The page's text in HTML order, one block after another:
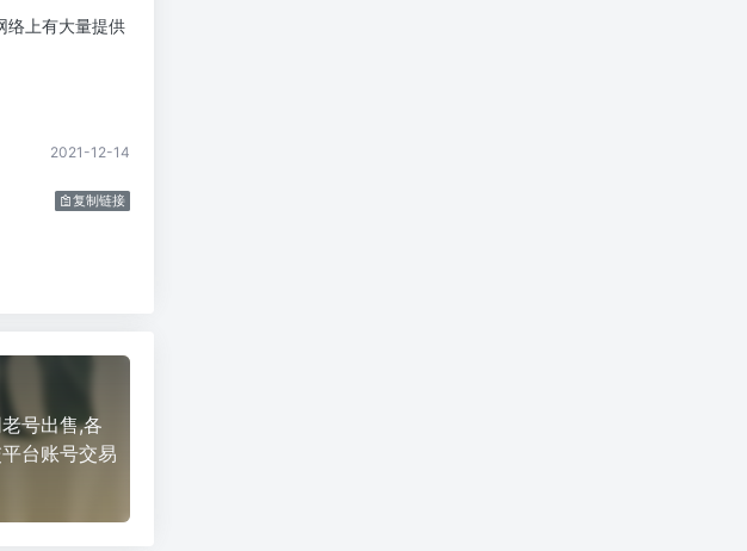
络上有大量提供
2021-12-14
复制链接
号出售,各
台账号交易